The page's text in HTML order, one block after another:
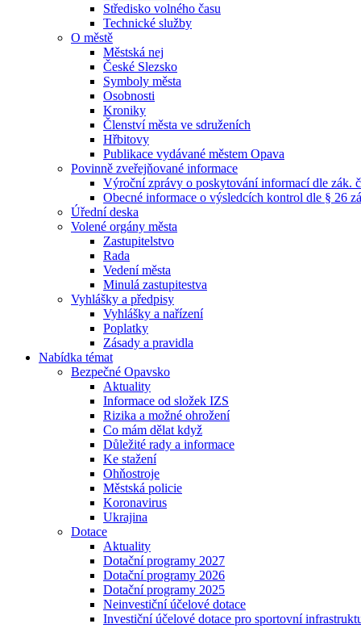
Středisko volného času
Technické služby
O městě
Městská nej
České Slezsko
Symboly města
Osobnosti
Kroniky
Členství města ve sdruženích
Hřbitovy
Publikace vydávané městem Opava
Povinně zveřejňované informace
Výroční zprávy o poskytování informací dle zák.
Obecné informace o výsledcích kontrol dle § 26
Úřední deska
Volené orgány města
Zastupitelstvo
Rada
Vedení města
Minulá zastupitestva
Vyhlášky a předpisy
Vyhlášky a nařízení
Poplatky
Zásady a pravidla
Nabídka témat
Bezpečné Opavsko
Aktuality
Informace od složek IZS
Rizika a možné ohrožení
Co mám dělat když
Důležité rady a informace
Ke stažení
Ohňostroje
Městská policie
Koronavirus
Ukrajina
Dotace
Aktuality
Dotační programy 2027
Dotační programy 2026
Dotační programy 2025
Neinvestiční účelové dotace
Investiční účelové dotace pro sportovní